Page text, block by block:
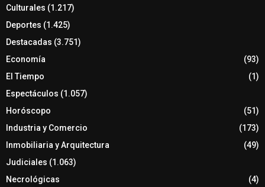
Culturales (1.217)
Deportes (1.425)
Destacadas (3.751)
Economía
(93)
El Tiempo
(1)
Espectáculos (1.057)
Horóscopo
(51)
Industria y Comercio
(173)
Inmobiliaria y Arquitectura
(49)
Judiciales (1.063)
Necrológicas
(4)